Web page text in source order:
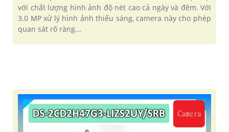
với chất lượng hình ảnh độ nét cao cả ngày và đêm. Với
3.0 MP xử lý hình ảnh thiếu sáng, camera này cho phép
quan sát rõ ràng...